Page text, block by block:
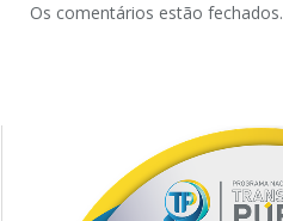
Os comentários estão fechados.